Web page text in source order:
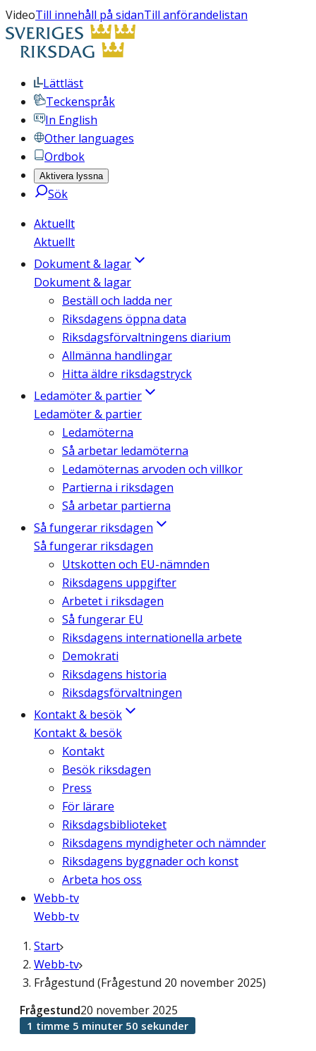
VideoTill innehåll på sidanTill anförandelistan
Lättläst
Teckenspråk
In English
Other languages
Ordbok
Aktivera lyssna
Sök
Aktuellt
Aktuellt
Dokument & lagar
Dokument & lagar
Beställ och ladda ner
Riksdagens öppna data
Riksdagsförvaltningens diarium
Allmänna handlingar
Hitta äldre riksdagstryck
Ledamöter & partier
Ledamöter & partier
Ledamöterna
Så arbetar ledamöterna
Ledamöternas arvoden och villkor
Partierna i riksdagen
Så arbetar partierna
Så fungerar riksdagen
Så fungerar riksdagen
Utskotten och EU-nämnden
Riksdagens uppgifter
Arbetet i riksdagen
Så fungerar EU
Riksdagens internationella arbete
Demokrati
Riksdagens historia
Riksdagsförvaltningen
Kontakt & besök
Kontakt & besök
Kontakt
Besök riksdagen
Press
För lärare
Riksdagsbiblioteket
Riksdagens myndigheter och nämnder
Riksdagens byggnader och konst
Arbeta hos oss
Webb-tv
Webb-tv
Start
Webb-tv
Frågestund (Frågestund 20 november 2025)
Frågestund20 november 2025
1 timme 5 minuter 50 sekunder